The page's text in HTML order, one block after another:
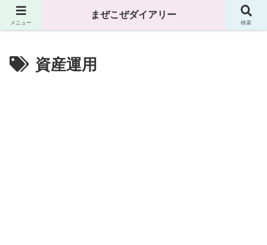
まぜこぜダイアリー
資産運用
メニュー
まぜこぜダイアリー
検索